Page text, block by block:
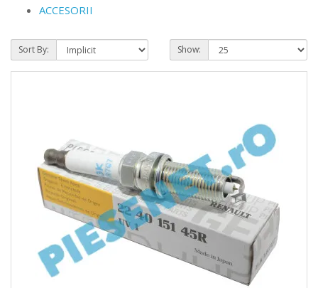
ACCESORII
Sort By: Show: